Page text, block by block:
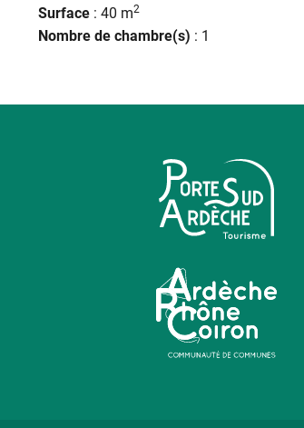
Surface : 40 m2
Nombre de chambre(s) : 1